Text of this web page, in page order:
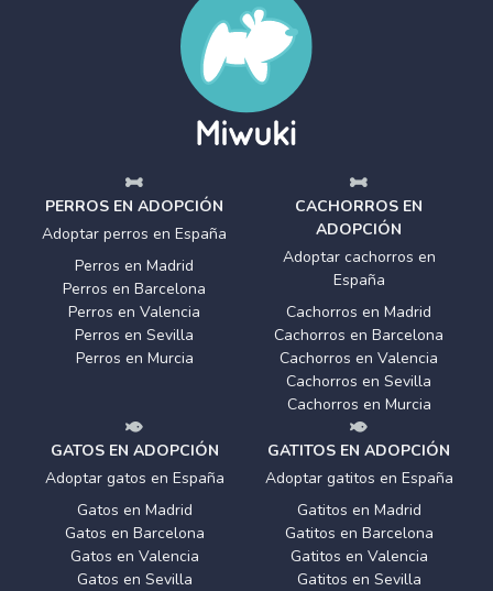
PERROS EN ADOPCIÓN
Adoptar perros en España
Perros en Madrid
Perros en Barcelona
Perros en Valencia
Perros en Sevilla
Perros en Murcia
CACHORROS EN
ADOPCIÓN
Adoptar cachorros en
España
Cachorros en Madrid
Cachorros en Barcelona
Cachorros en Valencia
Cachorros en Sevilla
Cachorros en Murcia
GATOS EN ADOPCIÓN
Adoptar gatos en España
Gatos en Madrid
Gatos en Barcelona
Gatos en Valencia
Gatos en Sevilla
GATITOS EN ADOPCIÓN
Adoptar gatitos en España
Gatitos en Madrid
Gatitos en Barcelona
Gatitos en Valencia
Gatitos en Sevilla